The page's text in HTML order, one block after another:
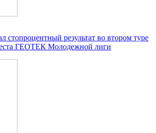
стопроцентный результат во втором туре
ГЕОТЕК Молодежной лиги